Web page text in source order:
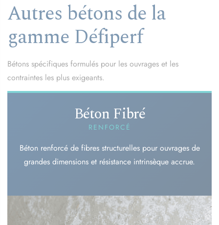
Autres bétons de la
gamme Défiperf
Bétons spécifiques formulés pour les ouvrages et les
contraintes les plus exigeants.
Béton Fibré
RENFORCÉ
Béton renforcé de fibres structurelles pour ouvrages de
grandes dimensions et résistance intrinsèque accrue.